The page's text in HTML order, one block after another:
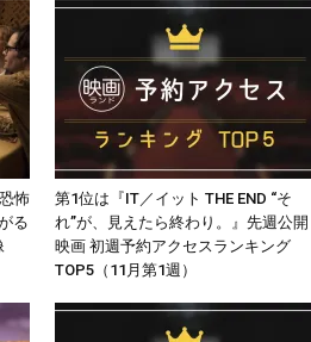
怖
る
第1位は『IT／イット THE END “そ
れ”が、見えたら終わり。』先週公開
映画 初週予約アクセスランキング
TOP5（11月第1週）